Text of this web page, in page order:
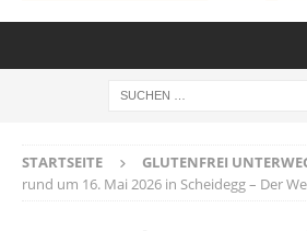
STARTSEITE GLUTENFREI
rund um 16. Mai 2026 in Scheidegg – Der